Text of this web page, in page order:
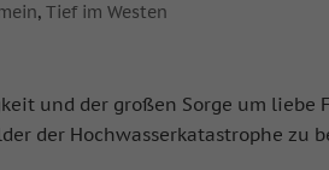
,Tief im Westen
und der großen Sorge um
der Hochwasserkatastrophe zu